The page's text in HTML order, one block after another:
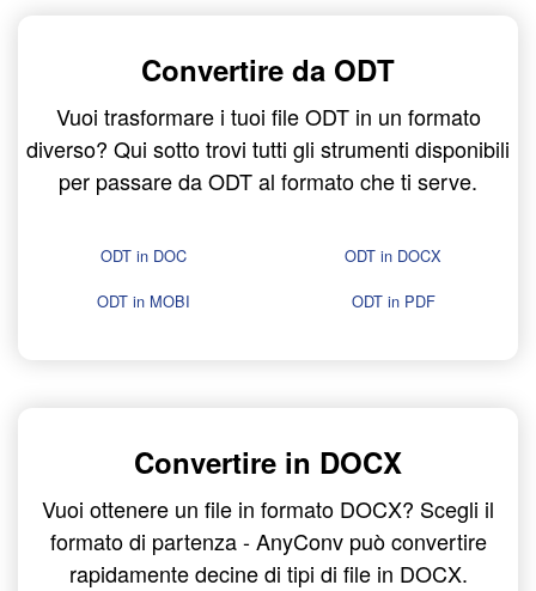
Convertire da ODT
Vuoi trasformare i tuoi file ODT in un formato
diverso? Qui sotto trovi tutti gli strumenti disponibili
per passare da ODT al formato che ti serve.
ODT in DOC
ODT in DOCX
ODT in MOBI
ODT in PDF
Convertire in DOCX
Vuoi ottenere un file in formato DOCX? Scegli il
formato di partenza - AnyConv può convertire
rapidamente decine di tipi di file in DOCX.